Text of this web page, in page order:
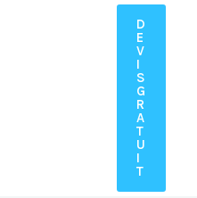
D
E
V
I
S
G
R
A
T
U
I
T